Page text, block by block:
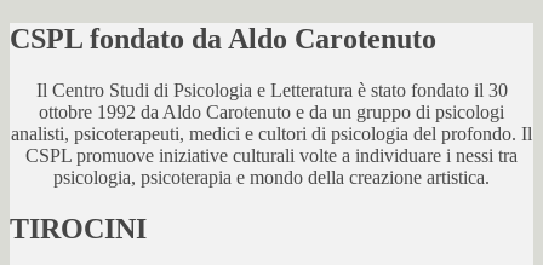
CSPL fondato da Aldo Carotenuto
Il Centro Studi di Psicologia e Letteratura è stato fondato il 30
ottobre 1992 da Aldo Carotenuto e da un gruppo di psicologi
analisti, psicoterapeuti, medici e cultori di psicologia del profondo. Il
CSPL promuove iniziative culturali volte a individuare i nessi tra
psicologia, psicoterapia e mondo della creazione artistica.
TIROCINI